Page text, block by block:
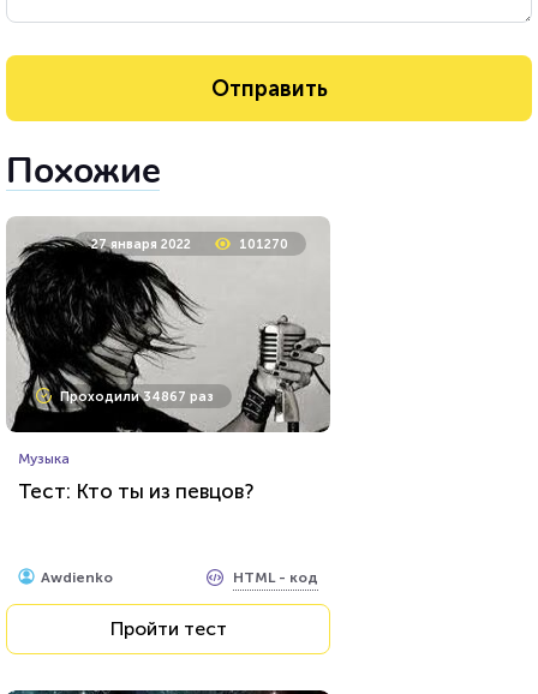
Похожие
27 января 2022 101270
Проходили 34867 раз
Музыка
Тест: Кто ты из певцов?
Awdienko HTML - код
Пройти тест